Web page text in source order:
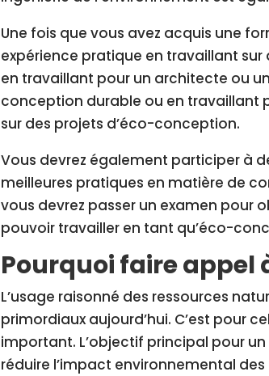
Une fois que vous avez acquis une
expérience pratique en travaillant
en travaillant pour un architecte ou
conception durable ou en travaillant
sur des projets d’éco-conception.
Vous devrez également participer à
meilleures pratiques en matière de
vous devrez passer un examen
pouvoir travailler en tant qu’éco-
Pourquoi faire appel
L’usage raisonné des ressources
primordiaux aujourd’hui. C’est pour
important. L’objectif principal pour
réduire l’impact environnemental